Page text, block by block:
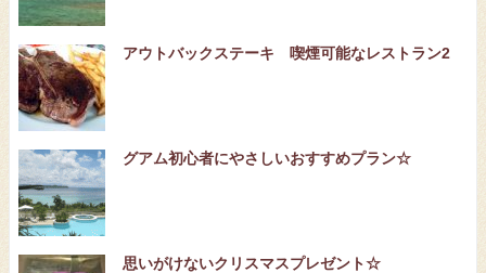
アウトバックステーキ 喫煙可能なレストラン2
グアム初心者にやさしいおすすめプラン☆
思いがけないクリスマスプレゼント☆